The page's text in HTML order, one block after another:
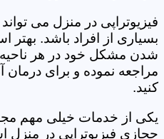
فیزیوتراپی در منزل می
بسیاری از افراد باشد. بهتر
شدن مشکل خود در هر
مراجعه نموده و برای
کنید.
یکی از خدمات خیلی مهم
حجازی فیزیوتراپی در